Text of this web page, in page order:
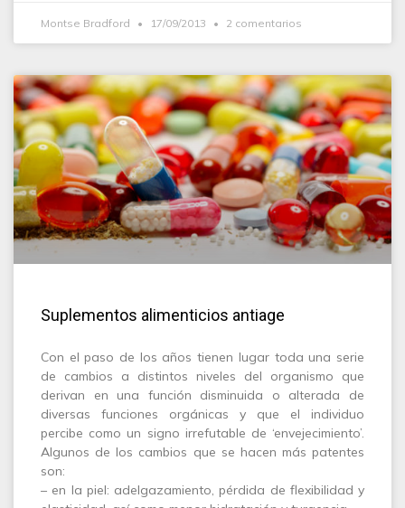
Montse Bradford 17/09/2013 2 comentarios
Suplementos alimenticios antiage
Con el paso de los años tienen lugar toda una serie
de cambios a distintos niveles del organismo que
derivan en una función disminuida o alterada de
diversas funciones orgánicas y que el individuo
percibe como un signo irrefutable de ‘envejecimiento’.
Algunos de los cambios que se hacen más patentes
son:
– en la piel: adelgazamiento, pérdida de flexibilidad y